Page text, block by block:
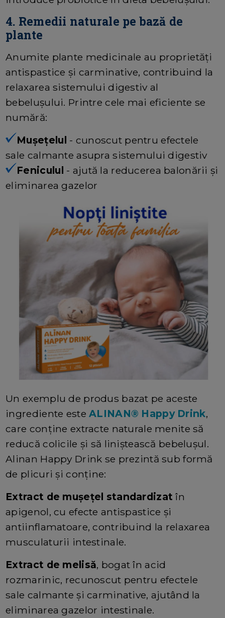
4. Remedii naturale pe bază de
plante
Anumite plante medicinale au proprietăți
antispastice și carminative, contribuind la
relaxarea sistemului digestiv al
bebelușului. Printre cele mai eficiente se
numără:
Mușețelul - cunoscut pentru efectele
sale calmante asupra sistemului digestiv
Feniculul - ajută la reducerea balonării și
eliminarea gazelor
Un exemplu de produs bazat pe aceste
ingrediente esteALINAN® Happy Drink,
care conține extracte naturale menite să
reducă colicile și să liniștească bebelușul.
Alinan Happy Drink se prezintă sub formă
de plicuri și conține:
Extract de mușețel standardizat în
apigenol, cu efecte antispastice și
antiinflamatoare, contribuind la relaxarea
musculaturii intestinale.
Extract de melisă, bogat în acid
rozmarinic, recunoscut pentru efectele
sale calmante și carminative, ajutând la
eliminarea gazelor intestinale.